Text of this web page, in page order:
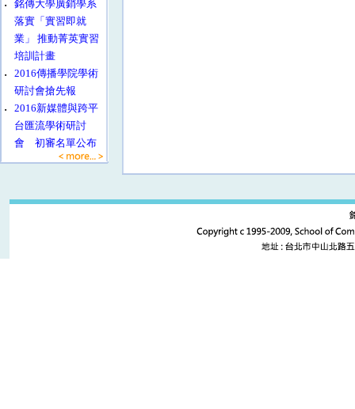
‧
銘傳大學廣銷學系
落實「實習即就
業」 推動菁英實習
培訓計畫
‧
2016傳播學院學術
研討會搶先報
‧
2016新媒體與跨平
台匯流學術研討
會 初審名單公布